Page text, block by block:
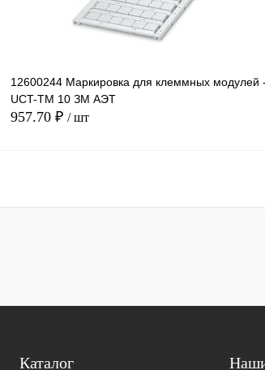
12600244 Маркировка для клеммных модулей -
UCT-TM 10 ЗМ АЭТ
957.70 ₽ / шт
Каталог